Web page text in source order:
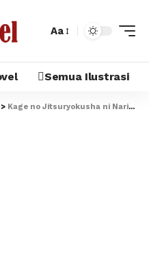
Aa
Semua Ilustrasi
> Kage no Jitsuryokusha ni Naritakute! Volume 3 Illustration